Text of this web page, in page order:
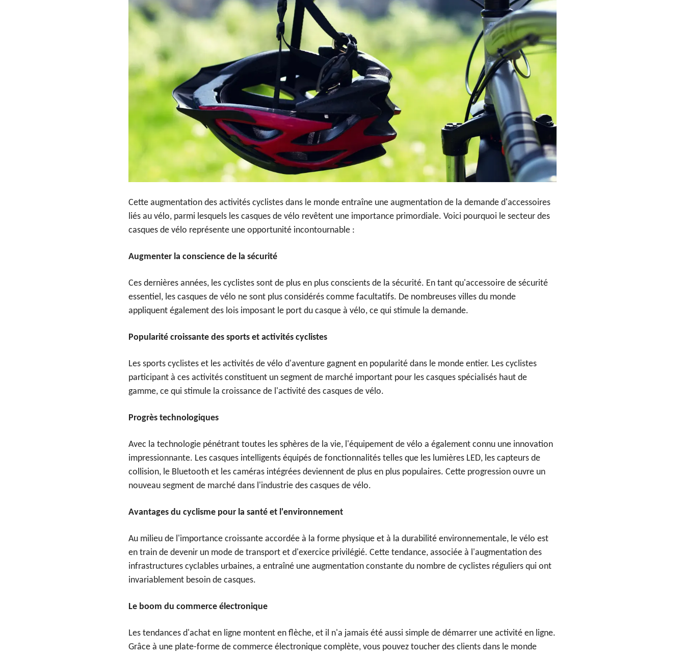
Cette augmentation des activités cyclistes dans le monde entraîne une augmentation de la demande d'accessoires
liés au vélo, parmi lesquels les casques de vélo revêtent une importance primordiale. Voici pourquoi le secteur des
casques de vélo représente une opportunité incontournable :
Augmenter la conscience de la sécurité
Ces dernières années, les cyclistes sont de plus en plus conscients de la sécurité. En tant qu'accessoire de sécurité
essentiel, les casques de vélo ne sont plus considérés comme facultatifs. De nombreuses villes du monde
appliquent également des lois imposant le port du casque à vélo, ce qui stimule la demande.
Popularité croissante des sports et activités cyclistes
Les sports cyclistes et les activités de vélo d'aventure gagnent en popularité dans le monde entier. Les cyclistes
participant à ces activités constituent un segment de marché important pour les casques spécialisés haut de
gamme, ce qui stimule la croissance de l'activité des casques de vélo.
Progrès technologiques
Avec la technologie pénétrant toutes les sphères de la vie, l'équipement de vélo a également connu une innovation
impressionnante. Les casques intelligents équipés de fonctionnalités telles que les lumières LED, les capteurs de
collision, le Bluetooth et les caméras intégrées deviennent de plus en plus populaires. Cette progression ouvre un
nouveau segment de marché dans l'industrie des casques de vélo.
Avantages du cyclisme pour la santé et l'environnement
Au milieu de l'importance croissante accordée à la forme physique et à la durabilité environnementale, le vélo est
en train de devenir un mode de transport et d'exercice privilégié. Cette tendance, associée à l'augmentation des
infrastructures cyclables urbaines, a entraîné une augmentation constante du nombre de cyclistes réguliers qui ont
invariablement besoin de casques.
Le boom du commerce électronique
Les tendances d'achat en ligne montent en flèche, et il n'a jamais été aussi simple de démarrer une activité en ligne.
Grâce à une plate-forme de commerce électronique complète, vous pouvez toucher des clients dans le monde